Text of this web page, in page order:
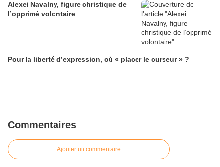
Alexei Navalny, figure christique de
l’opprimé volontaire
Pour la liberté d’expression, où « placer le curseur » ?
Commentaires
Ajouter un commentaire